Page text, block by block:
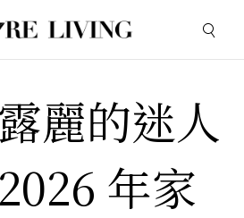
麗的迷人
年家